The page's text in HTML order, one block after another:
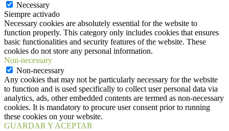
Necessary
Siempre activado
Necessary cookies are absolutely essential for the website to
function properly. This category only includes cookies that ensures
basic functionalities and security features of the website. These
cookies do not store any personal information.
Non-necessary
Non-necessary
Any cookies that may not be particularly necessary for the website
to function and is used specifically to collect user personal data via
analytics, ads, other embedded contents are termed as non-necessary
cookies. It is mandatory to procure user consent prior to running
these cookies on your website.
GUARDAR Y ACEPTAR